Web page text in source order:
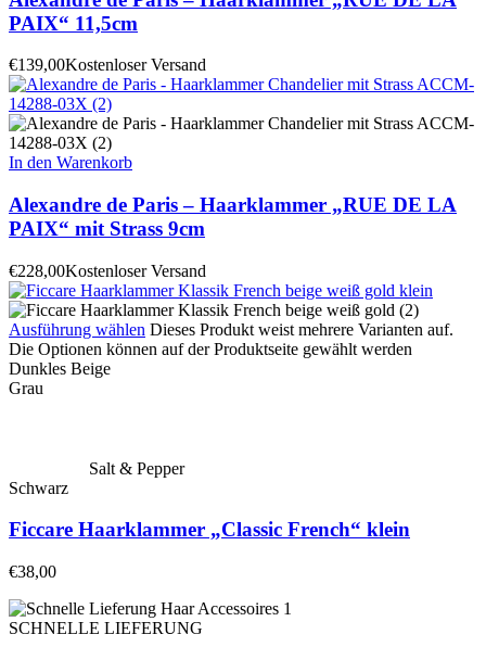
PAIX“ 11,5cm
€139,00Kostenloser Versand
In den Warenkorb
Alexandre de Paris – Haarklammer „RUE DE LA
PAIX“ mit Strass 9cm
€228,00Kostenloser Versand
Ausführung wählen Dieses Produkt weist mehrere Varianten auf.
Die Optionen können auf der Produktseite gewählt werden
Dunkles Beige
Grau
Salt & Pepper
Schwarz
Ficcare Haarklammer „Classic French“ klein
€38,00
SCHNELLE LIEFERUNG